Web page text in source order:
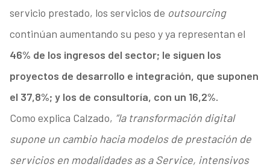
servicio prestado, los servicios de outsourcing
continúan aumentando su peso y ya representan el
46% de los ingresos del sector; le siguen los
proyectos de desarrollo e integración, que suponen
el 37,8%; y los de consultoría, con un 16,2%.
Como explica Calzado, “la transformación digital
supone un cambio hacia modelos de prestación de
servicios en modalidades as a Service, intensivos